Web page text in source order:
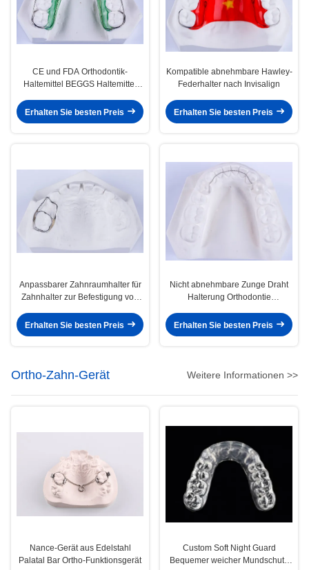
CE und FDA Orthodontik-
Haltemittel BEGGS Haltemittel
Erhalten Sie besten Preis
Kompatible abnehmbare Hawley-
Federhalter nach Invisalign
Erhalten Sie besten Preis
Anpassbarer Zahnraumhalter für
Zahnhalter zur Befestigung von
Erhalten Sie besten Preis
Nicht abnehmbare Zunge Draht
Halterung Orthodontie
Zähne
Erhalten Sie besten Preis
Ortho-Zahn-Gerät Weitere Informationen >>
Nance-Gerät aus Edelstahl
Palatal Bar Ortho-Funktionsgerät
Custom Soft Night Guard
Bequemer weicher Mundschutz